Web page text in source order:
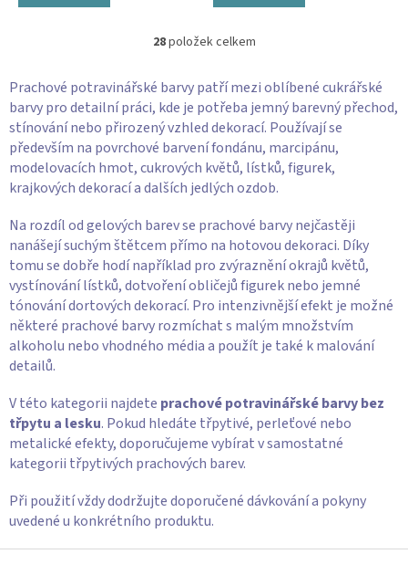
O
l
á
d
a
c
í
p
v
k
v
ý
p
i
s
28položek celkem
Prachové potravinářské barvy patří mezi oblíbené cukrářské
barvy pro detailní práci, kde je potřeba jemný barevný přechod,
stínování nebo přirozený vzhled dekorací. Používají se
především na povrchové barvení fondánu, marcipánu,
modelovacích hmot, cukrových květů, lístků, figurek,
krajkových dekorací a dalších jedlých ozdob.
Na rozdíl od gelových barev se prachové barvy nejčastěji
nanášejí suchým štětcem přímo na hotovou dekoraci. Díky
tomu se dobře hodí například pro zvýraznění okrajů květů,
vystínování lístků, dotvoření obličejů figurek nebo jemné
tónování dortových dekorací. Pro intenzivnější efekt je možné
některé prachové barvy rozmíchat s malým množstvím
alkoholu nebo vhodného média a použít je také k malování
detailů.
V této kategorii najdete prachové potravinářské barvy bez
třpytu a lesku. Pokud hledáte třpytivé, perleťové nebo
metalické efekty, doporučujeme vybírat v samostatné
kategorii třpytivých prachových barev.
Při použití vždy dodržujte doporučené dávkování a pokyny
uvedené u konkrétního produktu.